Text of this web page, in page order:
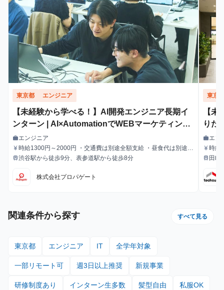
東京都 エンジニア
【未経験から学べる！】AI開発エンジニア長期イ
ンターン | AI×AutomationでWEBマーケティング
自動化 #アプリ開発 #AI活用 #マーケティング
職種
workエンジニア
給与
currency_yen 時給1300円～2000円 ・交通費は別途全額支給 ・昼食代は別途全
額支給 ・研修期間終了後は時給1,400円～
最寄駅
train渋谷駅から徒歩9分、表参道駅から徒歩8分
株式会社プロパゲート
東京
【
りた
結型
職種
workエン
給与
currency_yen 時給
最寄駅
train 田町
関連条件から探す すべて見る
東京都 エンジニア IT 全学年対象
一部リモート可 週3日以上推奨 新規事業
研修制度あり インターン生多数 髪型自由 私服OK